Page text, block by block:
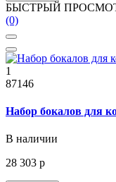
БЫСТРЫЙ
(0)
1
87146
Набор бокалов для
В наличии
28 303 р